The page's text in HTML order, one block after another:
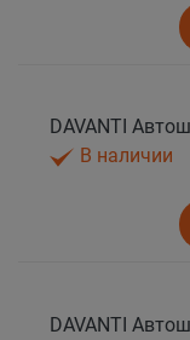
В наличии